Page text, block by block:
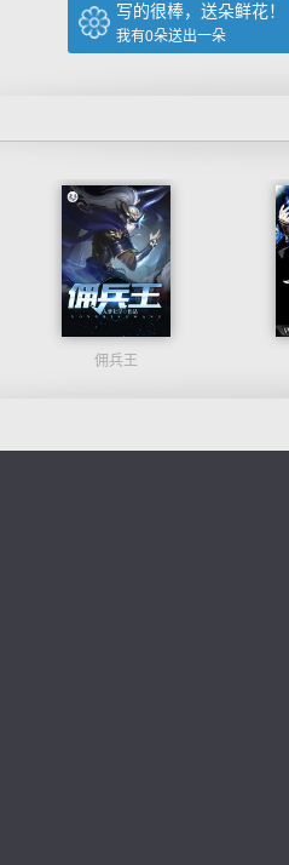
写的很棒，送朵鲜花！
我有0朵送出一朵
佣兵王